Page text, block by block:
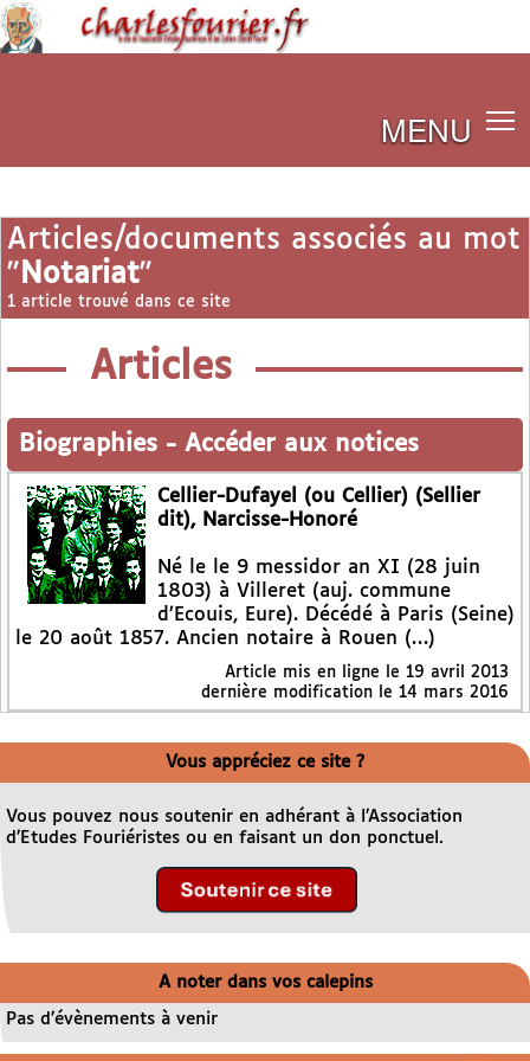
MENU
Articles/documents associés au mot
" Notariat"
1 article trouvé dans ce site
Articles
Biographies - Accéder aux notices
Cellier-Dufayel (ou Cellier) (Sellier
dit), Narcisse-Honoré
Né le le 9 messidor an XI (28 juin
1803) à Villeret (auj. commune
d’Ecouis, Eure). Décédé à Paris (Seine)
le 20 août 1857. Ancien notaire à Rouen (…)
Article mis en ligne le 19 avril 2013
dernière modification le 14 mars 2016
Vous appréciez ce site ?
Vous pouvez nous soutenir en adhérant à l’Association
d’Etudes Fouriéristes ou en faisant un don ponctuel.
A noter dans vos calepins
Pas d’évènements à venir